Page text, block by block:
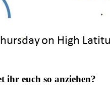
ihr euch so anziehen?